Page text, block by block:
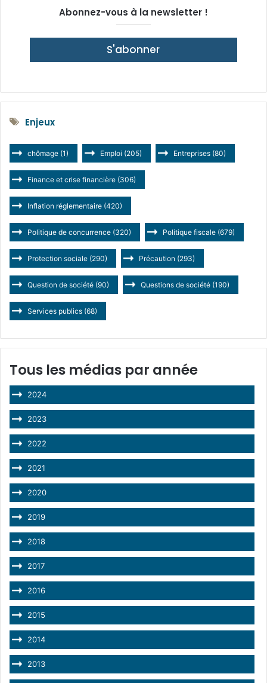
Abonnez-vous à la newsletter !
S'abonner
Enjeux
chômage (1) Emploi (205) Entreprises (80)
Finance et crise financière (306)
Inflation réglementaire (420)
Politique de concurrence (320) Politique fiscale (679)
Protection sociale (290) Précaution (293)
Question de société (90) Questions de société (190)
Services publics (68)
Tous les médias par année
2024
2023
2022
2021
2020
2019
2018
2017
2016
2015
2014
2013